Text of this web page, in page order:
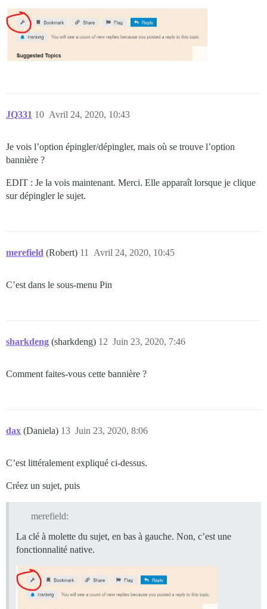
JQ331 Avril 24, 2020, 10:43
10
Je vois l’option épingler/dépingler, mais où se trouve l’option
bannière ?
EDIT : Je la vois maintenant. Merci. Elle apparaît lorsque je clique
sur dépingler le sujet.
merefield (Robert) Avril 24, 2020, 10:45
11
C’est dans le sous-menu Pin
sharkdeng (sharkdeng) Juin 23, 2020, 7:46
12
Comment faites-vous cette bannière ?
dax (Daniela) Juin 23, 2020, 8:06
13
C’est littéralement expliqué ci-dessus.
Créez un sujet, puis
merefield:
La clé à molette du sujet, en bas à gauche. Non, c’est une
fonctionnalité native.